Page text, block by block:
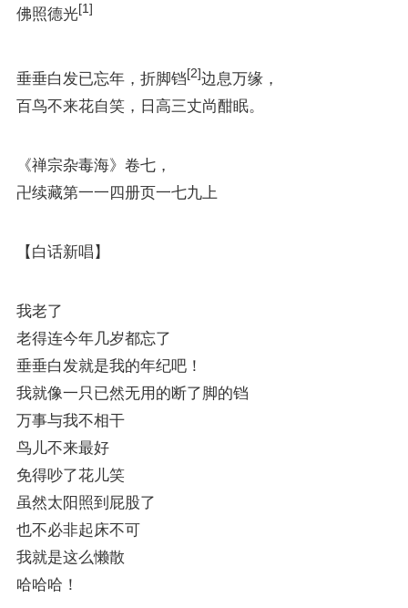
佛照德光[1]
垂垂白发已忘年，折脚铛[2]边息万缘，
百鸟不来花自笑，日高三丈尚酣眠。
《禅宗杂毒海》卷七，
卍续藏第一一四册页一七九上
【白话新唱】
我老了
老得连今年几岁都忘了
垂垂白发就是我的年纪吧！
我就像一只已然无用的断了脚的铛
万事与我不相干
鸟儿不来最好
免得吵了花儿笑
虽然太阳照到屁股了
也不必非起床不可
我就是这么懒散
哈哈哈！